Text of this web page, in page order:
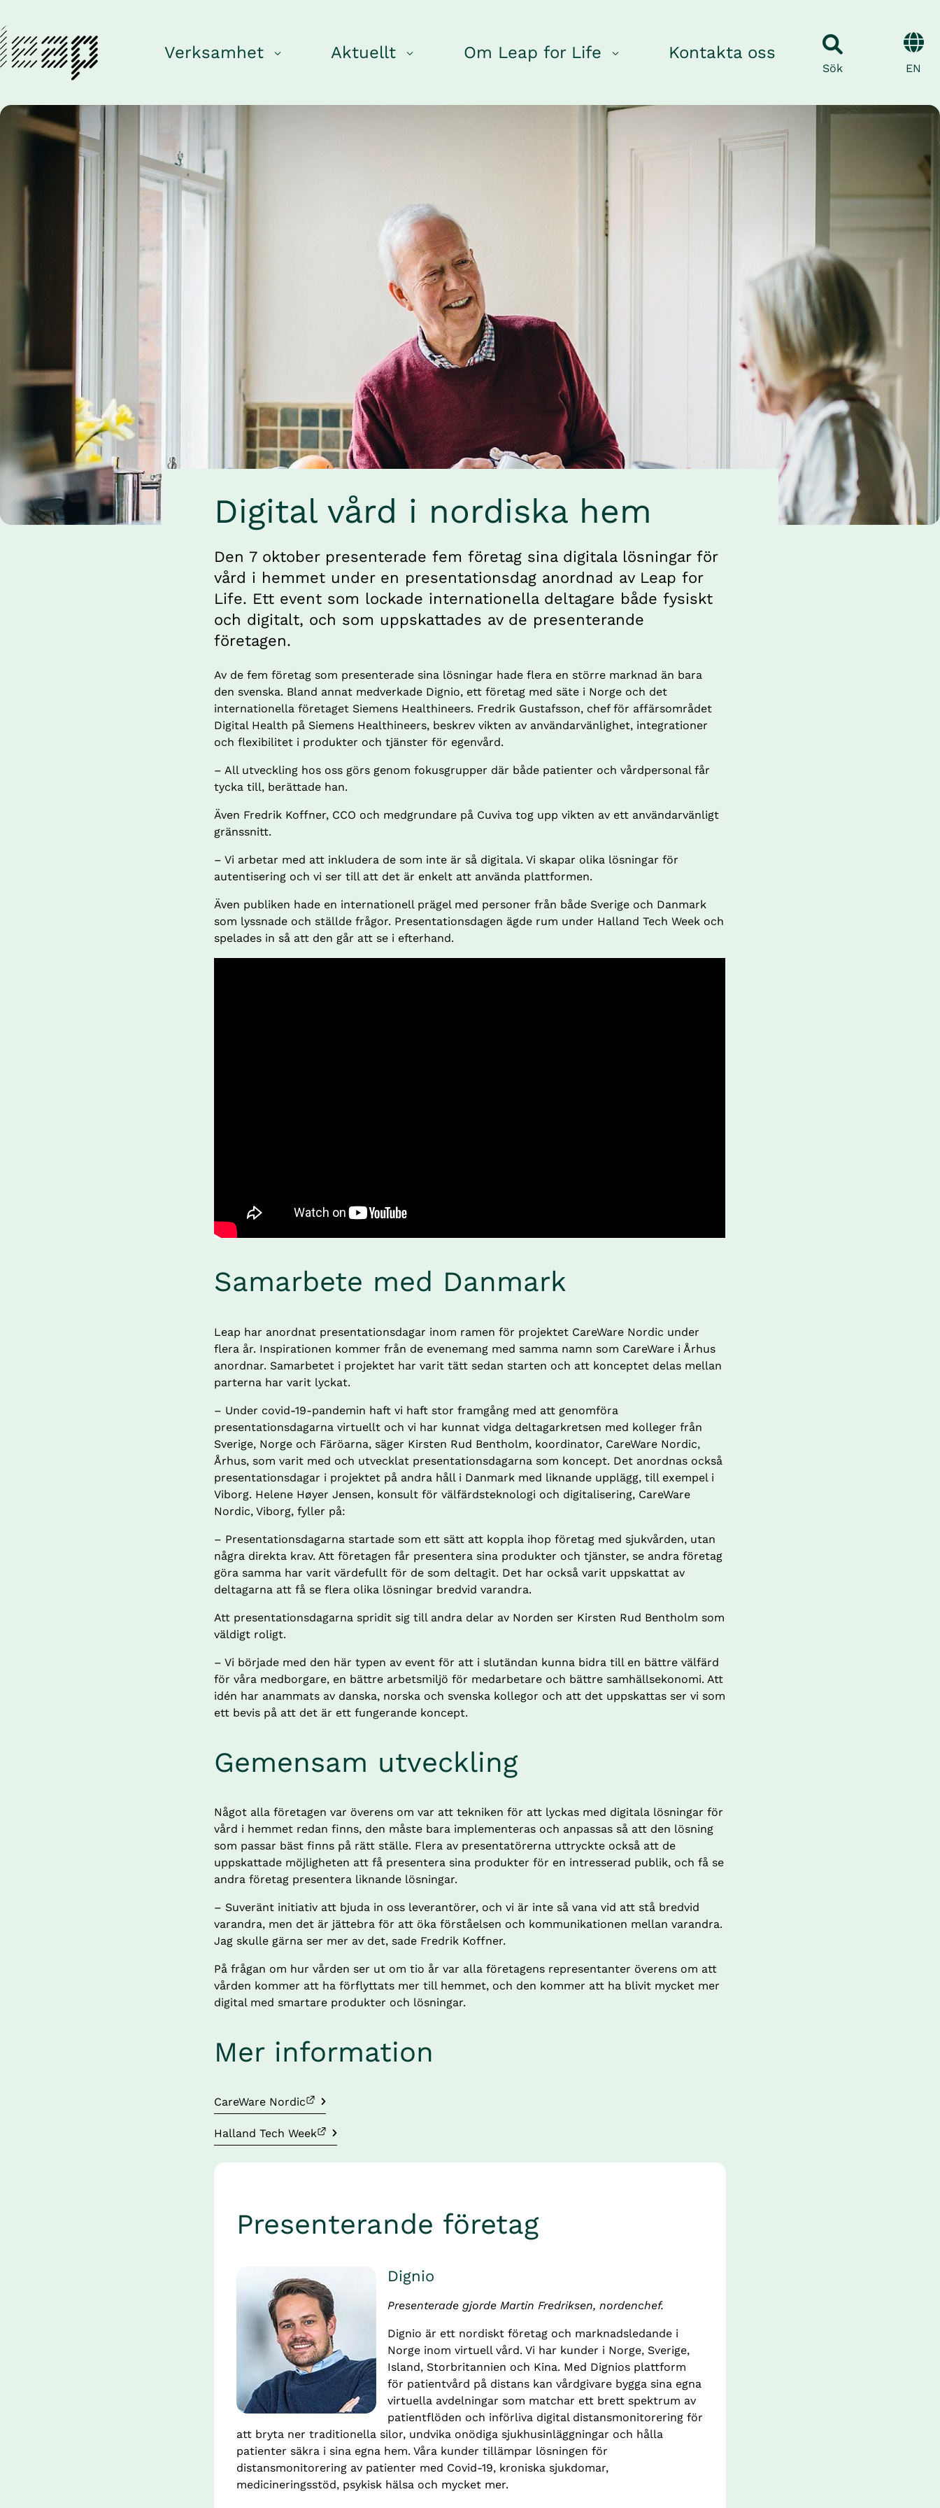
Verksamhet Aktuellt Om Leap for Life Kontakta oss
Sök EN
Digital vård i nordiska hem
Den 7 oktober presenterade fem företag sina digitala lösningar för
vård i hemmet under en presentationsdag anordnad av Leap for
Life. Ett event som lockade internationella deltagare både fysiskt
och digitalt, och som uppskattades av de presenterande
företagen.
Av de fem företag som presenterade sina lösningar hade flera en större marknad än bara
den svenska. Bland annat medverkade Dignio, ett företag med säte i Norge och det
internationella företaget Siemens Healthineers. Fredrik Gustafsson, chef för affärsområdet
Digital Health på Siemens Healthineers, beskrev vikten av användarvänlighet, integrationer
och flexibilitet i produkter och tjänster för egenvård.
– All utveckling hos oss görs genom fokusgrupper där både patienter och vårdpersonal får
tycka till, berättade han.
Även Fredrik Koffner, CCO och medgrundare på Cuviva tog upp vikten av ett användarvänligt
gränssnitt.
– Vi arbetar med att inkludera de som inte är så digitala. Vi skapar olika lösningar för
autentisering och vi ser till att det är enkelt att använda plattformen.
Även publiken hade en internationell prägel med personer från både Sverige och Danmark
som lyssnade och ställde frågor. Presentationsdagen ägde rum under Halland Tech Week och
spelades in så att den går att se i efterhand.
Samarbete med Danmark
Leap har anordnat presentationsdagar inom ramen för projektet CareWare Nordic under
flera år. Inspirationen kommer från de evenemang med samma namn som CareWare i Århus
anordnar. Samarbetet i projektet har varit tätt sedan starten och att konceptet delas mellan
parterna har varit lyckat.
– Under covid-19-pandemin haft vi haft stor framgång med att genomföra
presentationsdagarna virtuellt och vi har kunnat vidga deltagarkretsen med kolleger från
Sverige, Norge och Färöarna, säger Kirsten Rud Bentholm, koordinator, CareWare Nordic,
Århus, som varit med och utvecklat presentationsdagarna som koncept. Det anordnas också
presentationsdagar i projektet på andra håll i Danmark med liknande upplägg, till exempel i
Viborg. Helene Høyer Jensen, konsult för välfärdsteknologi och digitalisering, CareWare
Nordic, Viborg, fyller på:
– Presentationsdagarna startade som ett sätt att koppla ihop företag med sjukvården, utan
några direkta krav. Att företagen får presentera sina produkter och tjänster, se andra företag
göra samma har varit värdefullt för de som deltagit. Det har också varit uppskattat av
deltagarna att få se flera olika lösningar bredvid varandra.
Att presentationsdagarna spridit sig till andra delar av Norden ser Kirsten Rud Bentholm som
väldigt roligt.
– Vi började med den här typen av event för att i slutändan kunna bidra till en bättre välfärd
för våra medborgare, en bättre arbetsmiljö för medarbetare och bättre samhällsekonomi. Att
idén har anammats av danska, norska och svenska kollegor och att det uppskattas ser vi som
ett bevis på att det är ett fungerande koncept.
Gemensam utveckling
Något alla företagen var överens om var att tekniken för att lyckas med digitala lösningar för
vård i hemmet redan finns, den måste bara implementeras och anpassas så att den lösning
som passar bäst finns på rätt ställe. Flera av presentatörerna uttryckte också att de
uppskattade möjligheten att få presentera sina produkter för en intresserad publik, och få se
andra företag presentera liknande lösningar.
– Suveränt initiativ att bjuda in oss leverantörer, och vi är inte så vana vid att stå bredvid
varandra, men det är jättebra för att öka förståelsen och kommunikationen mellan varandra.
Jag skulle gärna ser mer av det, sade Fredrik Koffner.
På frågan om hur vården ser ut om tio år var alla företagens representanter överens om att
vården kommer att ha förflyttats mer till hemmet, och den kommer att ha blivit mycket mer
digital med smartare produkter och lösningar.
Mer information
CareWare Nordic
Länk till annan webbplats.
Halland Tech Week
Länk till annan webbplats.
Presenterande företag
Dignio
Presenterade gjorde Martin Fredriksen, nordenchef.
Dignio är ett nordiskt företag och marknadsledande i
Norge inom virtuell vård. Vi har kunder i Norge, Sverige,
Island, Storbritannien och Kina. Med Dignios plattform
för patientvård på distans kan vårdgivare bygga sina egna
virtuella avdelningar som matchar ett brett spektrum av
patientflöden och införliva digital distansmonitorering för
att bryta ner traditionella silor, undvika onödiga sjukhusinläggningar och hålla
patienter säkra i sina egna hem. Våra kunder tillämpar lösningen för
distansmonitorering av patienter med Covid-19, kroniska sjukdomar,
medicineringsstöd, psykisk hälsa och mycket mer.